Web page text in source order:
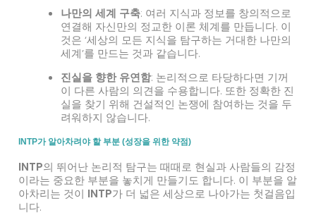
나만의 세계 구축: 여러 지식과 정보를 창의적으로
연결해 자신만의 정교한 이론 체계를 만듭니다. 이
것은 ‘세상의 모든 지식을 탐구하는 거대한 나만의
세계’를 만드는 것과 같습니다.
진실을 향한 유연함: 논리적으로 타당하다면 기꺼
이 다른 사람의 의견을 수용합니다. 또한 정확한 진
실을 찾기 위해 건설적인 논쟁에 참여하는 것을 두
려워하지 않습니다.
INTP가 알아차려야 할 부분 (성장을 위한 약점)
INTP의 뛰어난 논리적 탐구는 때때로 현실과 사람들의 감정
이라는 중요한 부분을 놓치게 만들기도 합니다. 이 부분을 알
아차리는 것이 INTP가 더 넓은 세상으로 나아가는 첫걸음입
니다.